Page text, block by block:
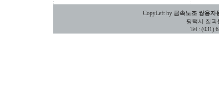
CopyLeft by 금속노조 쌍용자
평택시 칠괴동
Tel : (031)